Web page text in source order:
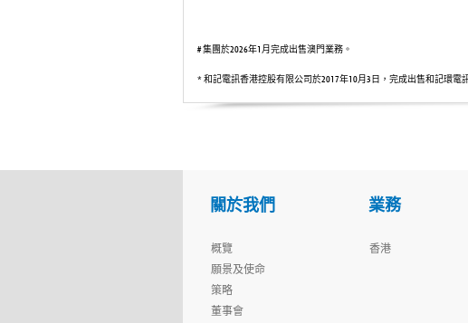
# 集團於2026年1月完成出售澳門業務。
* 和記電訊香港控股有限公司於2017年10月3日，完成出售和記環電訊予
關於我們
概覽
願景及使命
策略
董事會
業務
香港